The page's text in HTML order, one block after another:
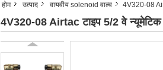
होम उत्पाद वायवीय solenoid वाल्व 4V320-08
4V320-08 Airtac टाइप 5/2 वे